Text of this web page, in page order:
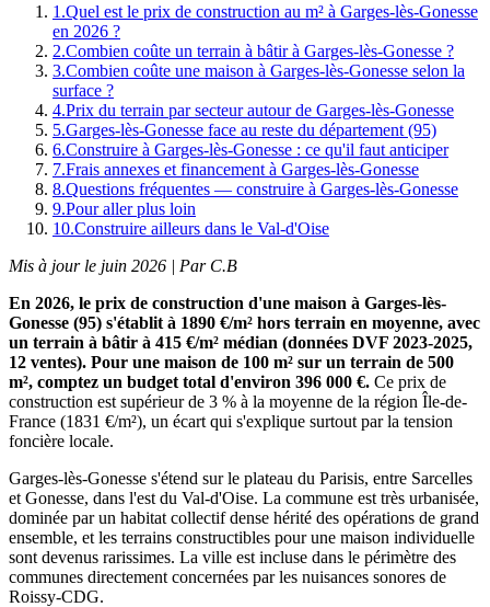
1 .Quel est le prix de construction au m² à Garges-lès-Gonesse
en 2026 ?
2.Combien coûte un terrain à bâtir à Garges-lès-Gonesse ?
3.Combien coûte une maison à Garges-lès-Gonesse selon la
surface ?
4.Prix du terrain par secteur autour de Garges-lès-Gonesse
5.Garges-lès-Gonesse face au reste du département (95)
6.Construire à Garges-lès-Gonesse : ce qu'il faut anticiper
7.Frais annexes et financement à Garges-lès-Gonesse
8.Questions fréquentes — construire à Garges-lès-Gonesse
9.Pour aller plus loin
10.Construire ailleurs dans le Val-d'Oise
Mis à jour le juin 2026 | Par C.B
En 2026, le prix de construction d'une maison à Garges-lès-
Gonesse (95) s'établit à 1890 €/m² hors terrain en moyenne, avec
un terrain à bâtir à 415 €/m² médian (données DVF 2023-2025,
12 ventes). Pour une maison de 100 m² sur un terrain de 500
m², comptez un budget total d'environ 396 000 €. Ce prix de
construction est supérieur de 3 % à la moyenne de la région Île-de-
France (1831 €/m²), un écart qui s'explique surtout par la tension
foncière locale.
Garges-lès-Gonesse s'étend sur le plateau du Parisis, entre Sarcelles
et Gonesse, dans l'est du Val-d'Oise. La commune est très urbanisée,
dominée par un habitat collectif dense hérité des opérations de grand
ensemble, et les terrains constructibles pour une maison individuelle
sont devenus rarissimes. La ville est incluse dans le périmètre des
communes directement concernées par les nuisances sonores de
Roissy-CDG.